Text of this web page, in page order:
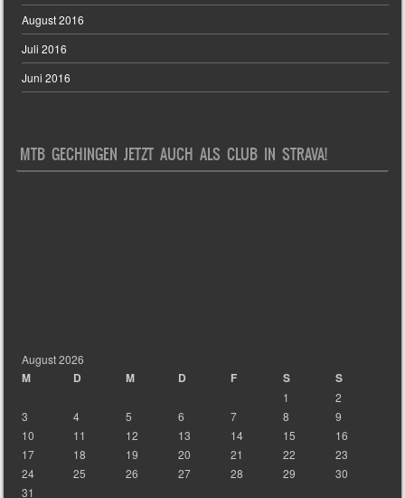
August 2016
Juli 2016
Juni 2016
MTB GECHINGEN JETZT AUCH ALS CLUB IN STRAVA!
August 2026
M D M D F S S
1
2
3
4 5 6 7 8
9
10
11 12 13 14 15
16
17
18 19 20 21 22
23
24
25 26 27 28 29
30
31